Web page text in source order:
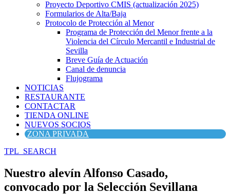
Proyecto Deportivo CMIS (actualización 2025)
Formularios de Alta/Baja
Protocolo de Protección al Menor
Programa de Protección del Menor frente a la
Violencia del Círculo Mercantil e Industrial de
Sevilla
Breve Guía de Actuación
Canal de denuncia
Flujograma
NOTICIAS
RESTAURANTE
CONTACTAR
TIENDA ONLINE
NUEVOS SOCIOS
ZONA PRIVADA
TPL_SEARCH
Nuestro alevín Alfonso Casado,
convocado por la Selección Sevillana